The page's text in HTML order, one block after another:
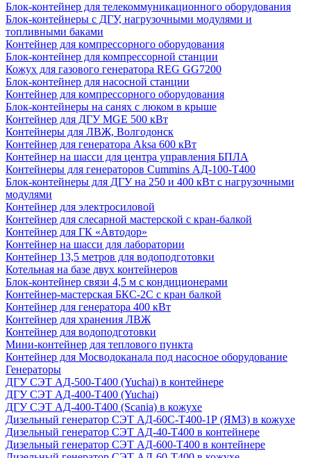
Блок-контейнер для телекоммуникационного оборудования
Блок-контейнеры с ДГУ, нагрузочными модулями и
топливными баками
Контейнер для компрессорного оборудования
Блок-контейнер для компрессорной станции
Кожух для газового генератора REG GG7200
Блок-контейнер для насосной станции
Контейнер для компрессорного оборудования
Блок-контейнеры на санях с люком в крыше
Контейнер для ДГУ MGE 500 кВт
Контейнеры для ЛВЖ, Волгодонск
Контейнер для генератора Aksa 600 кВт
Контейнер на шасси для центра управления БПЛА
Контейнеры для генераторов Cummins АД-100-Т400
Блок-контейнеры для ДГУ на 250 и 400 кВт с нагрузочными
модулями
Контейнер для электросиловой
Контейнер для слесарной мастерской с кран-балкой
Контейнер для ГК «Автодор»
Контейнер на шасси для лаборатории
Контейнер 13,5 метров для водоподготовки
Котельная на базе двух контейнеров
Блок-контейнер связи 4,5 м с кондиционерами
Контейнер-мастерская БКС-2С с кран балкой
Контейнер для генератора 400 кВт
Контейнер для хранения ЛВЖ
Контейнер для водоподготовки
Мини-контейнер для теплового пункта
Контейнер для Мосводоканала под насосное оборудование
Генераторы
ДГУ СЭТ АД-500-Т400 (Yuchai) в контейнере
ДГУ СЭТ АД-400-Т400 (Yuchai)
ДГУ СЭТ АД-400-Т400 (Scania) в кожухе
Дизельный генератор СЭТ АД-60С-Т400-1Р (ЯМЗ) в кожухе
Дизельный генератор СЭТ АД-40-Т400 в контейнере
Дизельный генератор СЭТ АД-600-Т400 в контейнере